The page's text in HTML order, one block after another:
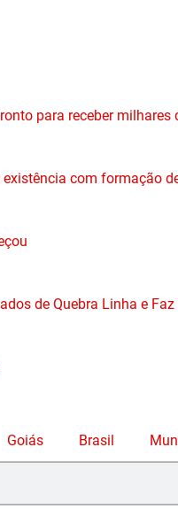
para receber milhares
com formação
de Quebra Linha e Faz
Goiás Brasil